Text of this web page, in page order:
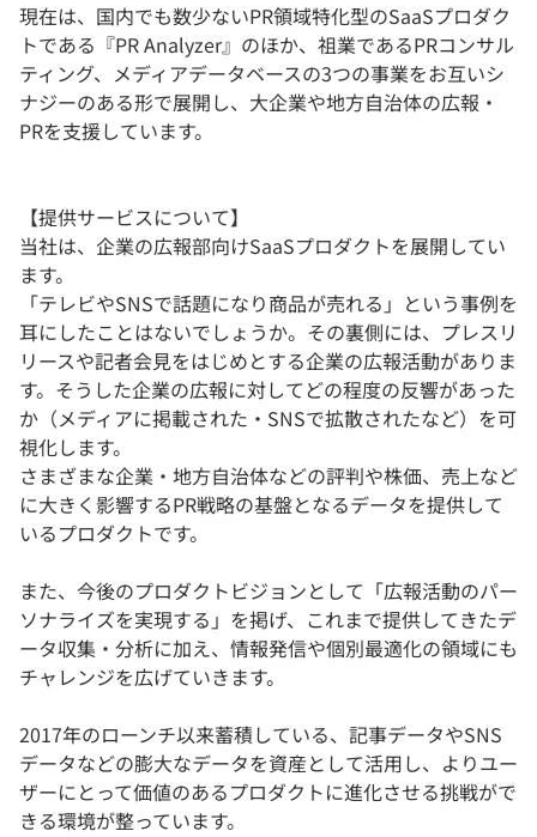
現在は、国内でも数少ないPR領域特化型のSaaSプロダク
トである『PR Analyzer』のほか、祖業であるPRコンサル
ティング、メディアデータベースの3つの事業をお互いシ
ナジーのある形で展開し、大企業や地方自治体の広報・
PRを支援しています。
【提供サービスについて】
当社は、企業の広報部向けSaaSプロダクトを展開してい
ます。
「テレビやSNSで話題になり商品が売れる」という事例を
耳にしたことはないでしょうか。その裏側には、プレスリ
リースや記者会見をはじめとする企業の広報活動がありま
す。そうした企業の広報に対してどの程度の反響があった
か（メディアに掲載された・SNSで拡散されたなど）を可
視化します。
さまざまな企業・地方自治体などの評判や株価、売上など
に大きく影響するPR戦略の基盤となるデータを提供して
いるプロダクトです。
また、今後のプロダクトビジョンとして「広報活動のパー
ソナライズを実現する」を掲げ、これまで提供してきたデ
ータ収集・分析に加え、情報発信や個別最適化の領域にも
チャレンジを広げていきます。
2017年のローンチ以来蓄積している、記事データやSNS
データなどの膨大なデータを資産として活用し、よりユー
ザーにとって価値のあるプロダクトに進化させる挑戦がで
きる環境が整っています。